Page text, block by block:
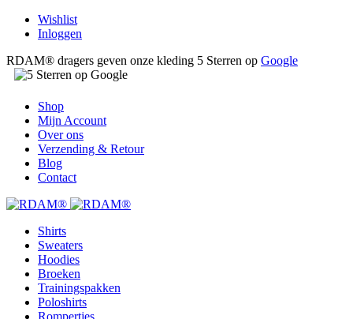
Wishlist
Inloggen
RDAM® dragers geven onze kleding 5 Sterren op Google
Shop
Mijn Account
Over ons
Verzending & Retour
Blog
Contact
Shirts
Sweaters
Hoodies
Broeken
Trainingspakken
Poloshirts
Rompertjes